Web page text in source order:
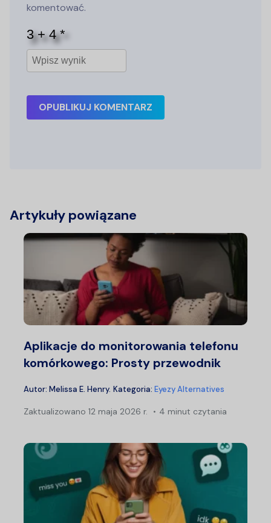
komentować.
OPUBLIKUJ KOMENTARZ
Artykuły powiązane
Aplikacje do monitorowania telefonu
komórkowego: Prosty przewodnik
Autor: Melissa E. Henry. Kategoria: Eyezy Alternatives
Zaktualizowano 12 maja 2026 r. 4 minut czytania